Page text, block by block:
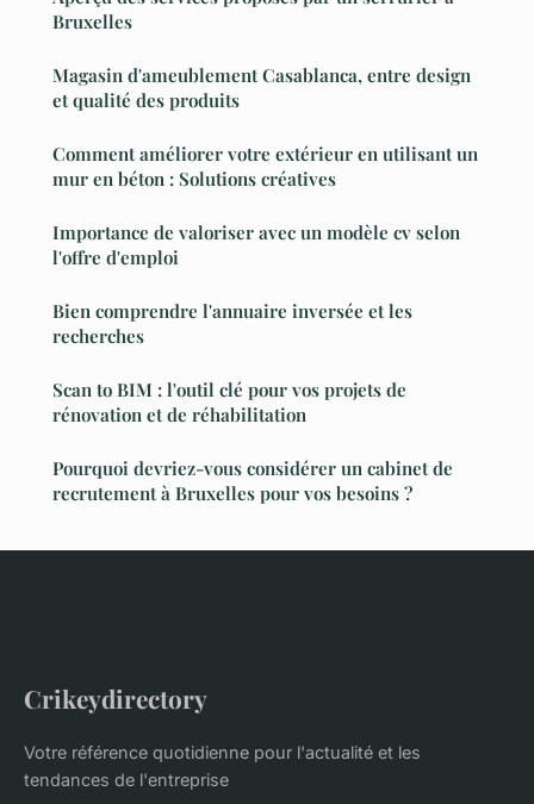
Bruxelles
Magasin d'ameublement Casablanca, entre design
et qualité des produits
Comment améliorer votre extérieur en utilisant un
mur en béton : Solutions créatives
Importance de valoriser avec un modèle cv selon
l'offre d'emploi
Bien comprendre l'annuaire inversée et les
recherches
Scan to BIM : l'outil clé pour vos projets de
rénovation et de réhabilitation
Pourquoi devriez-vous considérer un cabinet de
recrutement à Bruxelles pour vos besoins ?
Crikeydirectory
Votre référence quotidienne pour l'actualité et les
tendances de l'entreprise